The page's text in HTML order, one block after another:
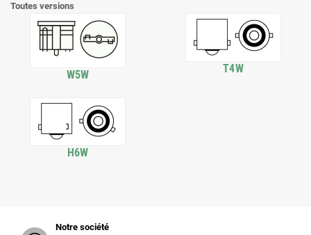
Toutes versions
W5W T4W
H6W
Notre société